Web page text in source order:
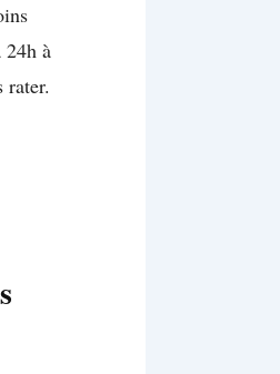
24h à
rater.